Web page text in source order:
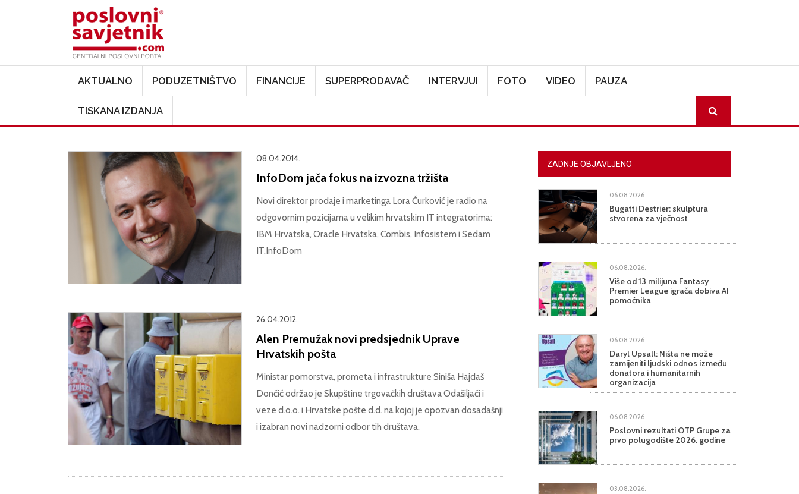
AKTUALNO PODUZETNIŠTVO FINANCIJE SUPERPRODAVAČ INTERVJUI FOTO VIDEO PAUZA
TISKANA IZDANJA
08.04.2014.
InfoDom jača fokus na izvozna tržišta
Novi direktor prodaje i marketinga Lora Čurković je radio na
odgovornim pozicijama u velikim hrvatskim IT integratorima:
IBM Hrvatska, Oracle Hrvatska, Combis, Infosistem i Sedam
IT.InfoDom
26.04.2012.
Alen Premužak novi predsjednik Uprave
Hrvatskih pošta
Ministar pomorstva, prometa i infrastrukture Siniša Hajdaš
Dončić održao je Skupštine trgovačkih društava Odašiljači i
veze d.o.o. i Hrvatske pošte d.d. na kojoj je opozvan dosadašnji
i izabran novi nadzorni odbor tih društava.
ZADNJE OBJAVLJENO
06.08.2026.
Bugatti Destrier: skulptura
stvorena za vječnost
06.08.2026.
Više od 13 milijuna Fantasy
Premier League igrača dobiva AI
pomoćnika
06.08.2026.
Daryl Upsall: Ništa ne može
zamijeniti ljudski odnos između
donatora i humanitarnih
organizacija
06.08.2026.
Poslovni rezultati OTP Grupe za
prvo polugodište 2026. godine
03.08.2026.